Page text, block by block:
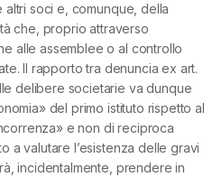
soci e, comunque, della
che, proprio attraverso
alle assemblee o al controllo
Il rapporto tra denuncia ex art.
delibere societarie va dunque
del primo istituto rispetto al
e non di reciproca
a valutare l’esistenza delle gravi
incidentalmente, prendere in